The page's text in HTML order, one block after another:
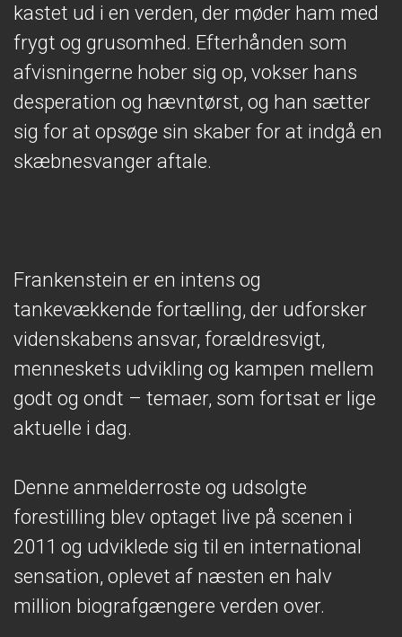
kastet ud i en verden, der møder ham med
frygt og grusomhed. Efterhånden som
afvisningerne hober sig op, vokser hans
desperation og hævntørst, og han sætter
sig for at opsøge sin skaber for at indgå en
skæbnesvanger aftale.
Frankenstein er en intens og
tankevækkende fortælling, der udforsker
videnskabens ansvar, forældresvigt,
menneskets udvikling og kampen mellem
godt og ondt – temaer, som fortsat er lige
aktuelle i dag.
Denne anmelderroste og udsolgte
forestilling blev optaget live på scenen i
2011 og udviklede sig til en international
sensation, oplevet af næsten en halv
million biografgængere verden over.